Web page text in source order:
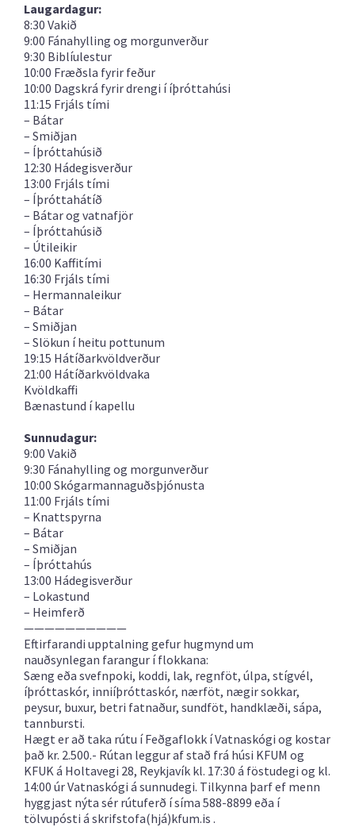
Laugardagur:
8:30 Vakið
9:00 Fánahylling og morgunverður
9:30 Biblíulestur
10:00 Fræðsla fyrir feður
10:00 Dagskrá fyrir drengi í íþróttahúsi
11:15 Frjáls tími
– Bátar
– Smiðjan
– Íþróttahúsið
12:30 Hádegisverður
13:00 Frjáls tími
– Íþróttahátíð
– Bátar og vatnafjör
– Íþróttahúsið
– Útileikir
16:00 Kaffitími
16:30 Frjáls tími
– Hermannaleikur
– Bátar
– Smiðjan
– Slökun í heitu pottunum
19:15 Hátíðarkvöldverður
21:00 Hátíðarkvöldvaka
Kvöldkaffi
Bænastund í kapellu
Sunnudagur:
9:00 Vakið
9:30 Fánahylling og morgunverður
10:00 Skógarmannaguðsþjónusta
11:00 Frjáls tími
– Knattspyrna
– Bátar
– Smiðjan
– Íþróttahús
13:00 Hádegisverður
– Lokastund
– Heimferð
——————————
Eftirfarandi upptalning gefur hugmynd um
nauðsynlegan farangur í flokkana:
Sæng eða svefnpoki, koddi, lak, regnföt, úlpa, stígvél,
íþróttaskór, inniíþróttaskór, nærföt, nægir sokkar,
peysur, buxur, betri fatnaður, sundföt, handklæði, sápa,
tannbursti.
Hægt er að taka rútu í Feðgaflokk í Vatnaskógi og kostar
það kr. 2.500.- Rútan leggur af stað frá húsi KFUM og
KFUK á Holtavegi 28, Reykjavík kl. 17:30 á föstudegi og kl.
14:00 úr Vatnaskógi á sunnudegi. Tilkynna þarf ef menn
hyggjast nýta sér rútuferð í síma 588-8899 eða í
tölvupósti á skrifstofa(hjá)kfum.is .